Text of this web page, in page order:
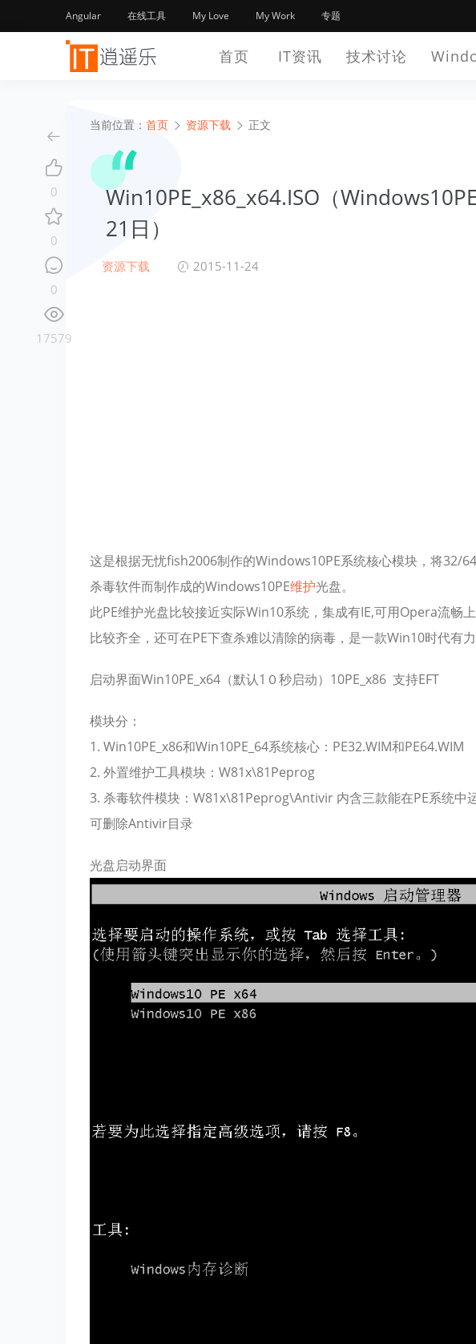
Angular 在线工具 My Love My Work 专题
首页 IT资讯 技术讨论
当前位置： 首页 资源下载 正文
Win10PE_x86_x64.ISO（
21日）
资源下载 2015-11-24
这是根据无忧fish2006制作的Windows10PE系统核心模块，将32/
杀毒软件而制作成的Windows10PE维护光盘。
此PE维护光盘比较接近实际Win10系统，集成有IE,可用Opera流畅
比较齐全，还可在PE下查杀难以清除的病毒，是一款Win10时代有
启动界面Win10PE_x64（默认1０秒启动）10PE_x86 支持EFT
模块分：
1. Win10PE_x86和Win10PE_64系统核心：PE32.WIM和PE64.WIM
2. 外置维护工具模块：W81x\81Peprog
3. 杀毒软件模块：W81x\81Peprog\Antivir 内含三款能在PE系统中
可删除Antivir目录
光盘启动界面
0
0
0
17579